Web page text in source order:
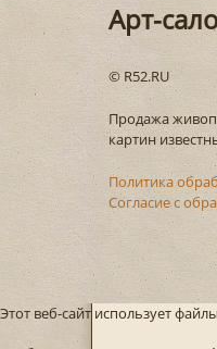
Арт-
© R52.RU
Продажа
картин
Политика
Согласие с
Этот веб-сайт использует